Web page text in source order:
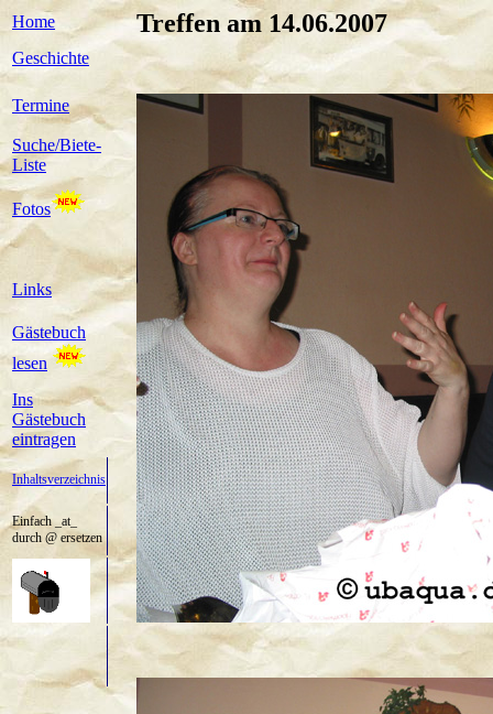
Home
Geschichte
Termine
Suche/Biete-
Liste
Fotos
Links
Gästebuch
lesen
Ins
Gästebuch
eintragen
Inhaltsverzeichnis
Einfach _at_
durch @ ersetzen
Treffen am 14.06.2007